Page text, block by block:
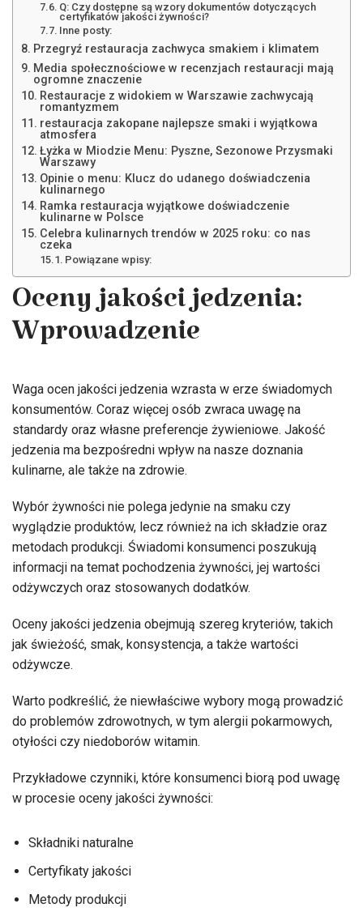
Q: Czy dostępne są wzory dokumentów dotyczących
certyfikatów jakości żywności?
Inne posty:
Przegryź restauracja zachwyca smakiem i klimatem
Media społecznościowe w recenzjach restauracji mają
ogromne znaczenie
Restauracje z widokiem w Warszawie zachwycają
romantyzmem
restauracja zakopane najlepsze smaki i wyjątkowa
atmosfera
Łyżka w Miodzie Menu: Pyszne, Sezonowe Przysmaki
Warszawy
Opinie o menu: Klucz do udanego doświadczenia
kulinarnego
Ramka restauracja wyjątkowe doświadczenie
kulinarne w Polsce
Celebra kulinarnych trendów w 2025 roku: co nas
czeka
Powiązane wpisy:
Oceny jakości jedzenia:
Wprowadzenie
Waga ocen jakości jedzenia wzrasta w erze świadomych
konsumentów. Coraz więcej osób zwraca uwagę na
standardy oraz własne preferencje żywieniowe. Jakość
jedzenia ma bezpośredni wpływ na nasze doznania
kulinarne, ale także na zdrowie.
Wybór żywności nie polega jedynie na smaku czy
wyglądzie produktów, lecz również na ich składzie oraz
metodach produkcji. Świadomi konsumenci poszukują
informacji na temat pochodzenia żywności, jej wartości
odżywczych oraz stosowanych dodatków.
Oceny jakości jedzenia obejmują szereg kryteriów, takich
jak świeżość, smak, konsystencja, a także wartości
odżywcze.
Warto podkreślić, że niewłaściwe wybory mogą prowadzić
do problemów zdrowotnych, w tym alergii pokarmowych,
otyłości czy niedoborów witamin.
Przykładowe czynniki, które konsumenci biorą pod uwagę
w procesie oceny jakości żywności:
Składniki naturalne
Certyfikaty jakości
Metody produkcji